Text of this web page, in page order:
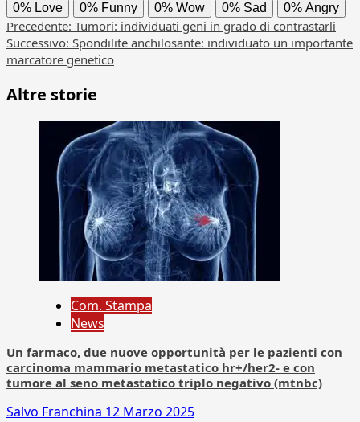
0% Love 0% Funny 0% Wow 0% Sad 0% Angry
Navigazione
articolo
Precedente: Tumori: individuati geni in grado di contrastarli
Successivo: Spondilite anchilosante: individuato un importante
marcatore genetico
Altre storie
Com. Stampa
News
Un farmaco, due nuove opportunità per le pazienti con
carcinoma mammario metastatico hr+/her2- e con
tumore al seno metastatico triplo negativo (mtnbc)
Salvo Franchina 12 Marzo 2025